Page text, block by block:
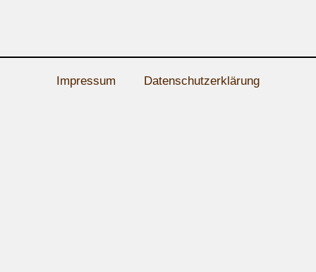
Impressum Datenschutzerklärung